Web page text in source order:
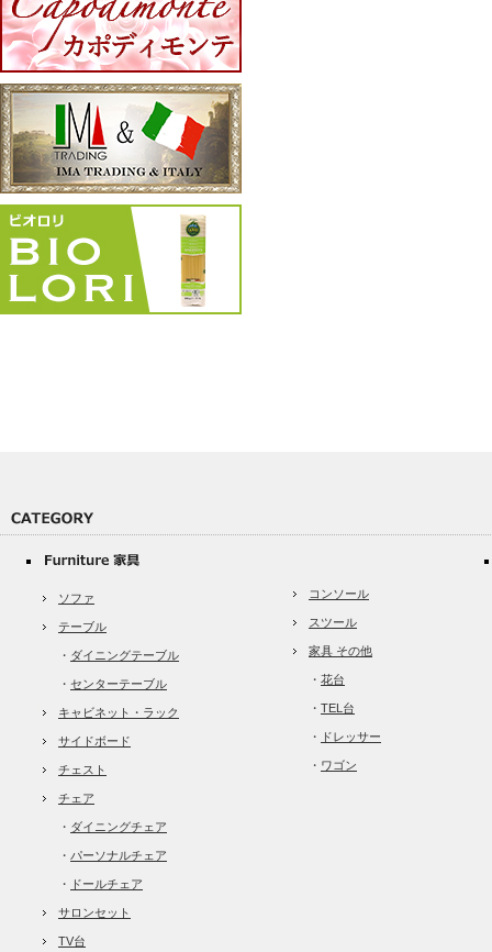
ソファ
テーブル
・ ダイニングテーブル
・ センターテーブル
キャビネット・ラック
サイドボード
チェスト
チェア
・ ダイニングチェア
・ パーソナルチェア
・ ドールチェア
サロンセット
TV台
コンソール
スツール
家具 その他
・ 花台
・ TEL台
・ ドレッサー
・ ワゴン